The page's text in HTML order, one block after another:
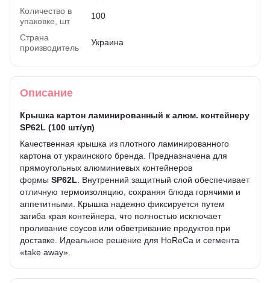
Количество в
упаковке, шт
100
Страна
производитель
Украина
Описание
Крышка картон ламинированный к алюм. контейнеру
SP62L (100 шт/уп)
Качественная крышка из плотного ламинированного
картона от украинского бренда. Предназначена для
прямоугольных алюминиевых контейнеров
формы SP62L . Внутренний защитный слой обеспечивает
отличную термоизоляцию, сохраняя блюда горячими и
аппетитными. Крышка надежно фиксируется путем
загиба края контейнера, что полностью исключает
проливание соусов или обветривание продуктов при
доставке. Идеальное решение для HoReCa и сегмента
«take away».